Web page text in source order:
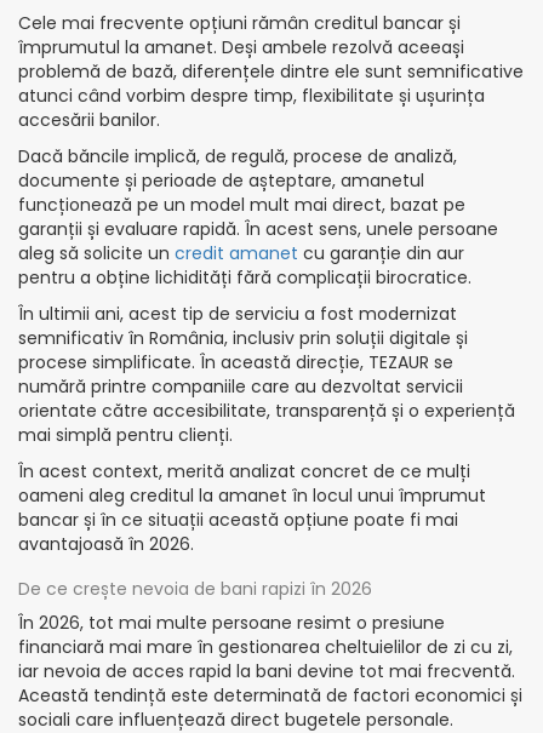
Cele mai frecvente opțiuni rămân creditul bancar și
împrumutul la amanet. Deși ambele rezolvă aceeași
problemă de bază, diferențele dintre ele sunt semnificative
atunci când vorbim despre timp, flexibilitate și ușurința
accesării banilor.
Dacă băncile implică, de regulă, procese de analiză,
documente și perioade de așteptare, amanetul
funcționează pe un model mult mai direct, bazat pe
garanții și evaluare rapidă. În acest sens, unele persoane
aleg să solicite un credit amanet cu garanție din aur
pentru a obține lichidități fără complicații birocratice.
În ultimii ani, acest tip de serviciu a fost modernizat
semnificativ în România, inclusiv prin soluții digitale și
procese simplificate. În această direcție, TEZAUR se
numără printre companiile care au dezvoltat servicii
orientate către accesibilitate, transparență și o experiență
mai simplă pentru clienți.
În acest context, merită analizat concret de ce mulți
oameni aleg creditul la amanet în locul unui împrumut
bancar și în ce situații această opțiune poate fi mai
avantajoasă în 2026.
De ce crește nevoia de bani rapizi în 2026
În 2026, tot mai multe persoane resimt o presiune
financiară mai mare în gestionarea cheltuielilor de zi cu zi,
iar nevoia de acces rapid la bani devine tot mai frecventă.
Această tendință este determinată de factori economici și
sociali care influențează direct bugetele personale.